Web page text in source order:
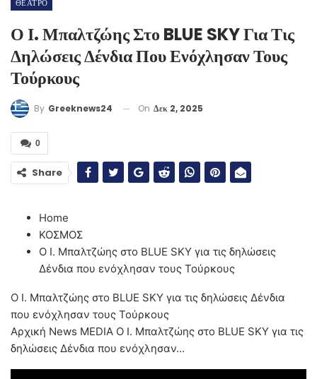
ΘΕΑΤΡΟ
Ο Ι. Μπαλτζώης Στο BLUE SKY Για Τις
Δηλώσεις Δένδια Που Ενόχλησαν Τους
Τούρκους
By Greeknews24 On Δεκ 2, 2025
0
Share
Home
ΚΟΣΜΟΣ
Ο Ι. Μπαλτζώης στο BLUE SKY για τις δηλώσεις
Δένδια που ενόχλησαν τους Τούρκους
Ο Ι. Μπαλτζώης στο BLUE SKY για τις δηλώσεις Δένδια
που ενόχλησαν τους Τούρκους
Αρχική News MEDIA Ο Ι. Μπαλτζώης στο BLUE SKY για τις
δηλώσεις Δένδια που ενόχλησαν…